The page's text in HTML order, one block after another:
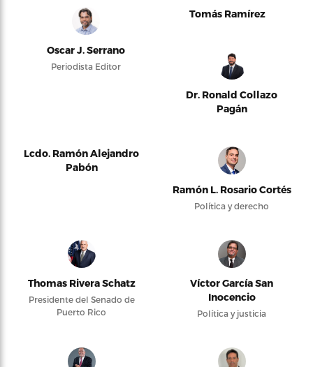
Oscar J. Serrano
Periodista Editor
Tomás Ramírez
Dr. Ronald Collazo
Pagán
Lcdo. Ramón Alejandro
Pabón
Ramón L. Rosario Cortés
Política y derecho
Thomas Rivera Schatz
Presidente del Senado de
Puerto Rico
Víctor García San
Inocencio
Política y justicia